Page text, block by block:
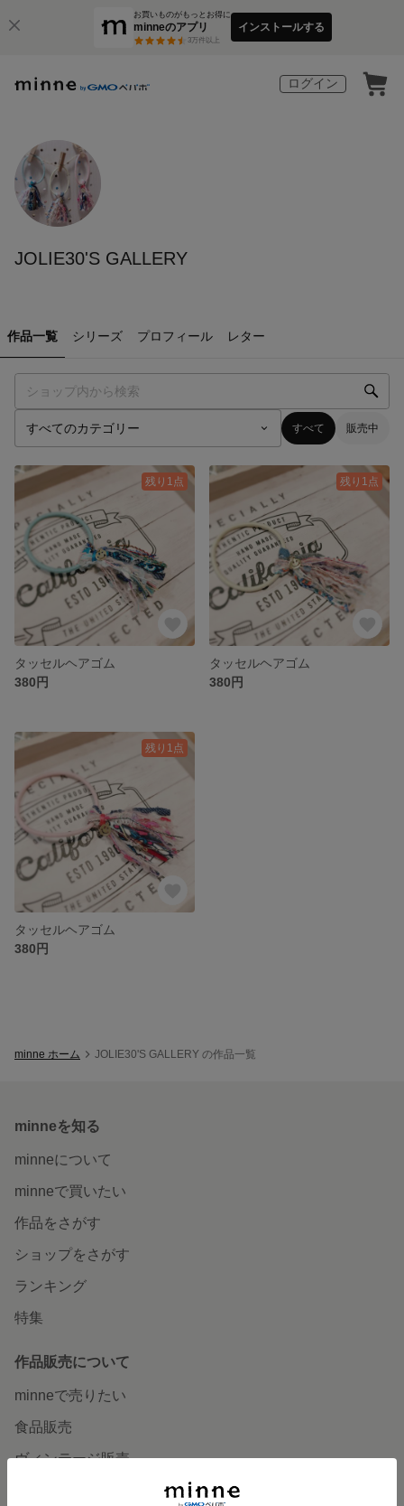
お買いものがもっとお得に
minneのアプリ
3万件以上
インストールする
ログイン
JOLIE30'S GALLERY
作品一覧 シリーズ プロフィール レター
すべて 販売中
残り1点
タッセルヘアゴム
380円
残り1点
タッセルヘアゴム
380円
残り1点
タッセルヘアゴム
380円
minne ホーム JOLIE30'S GALLERY の作品一覧
minneを知る
minneについて
minneで買いたい
作品をさがす
ショップをさがす
ランキング
特集
作品販売について
minneで売りたい
食品販売
ヴィンテージ販売